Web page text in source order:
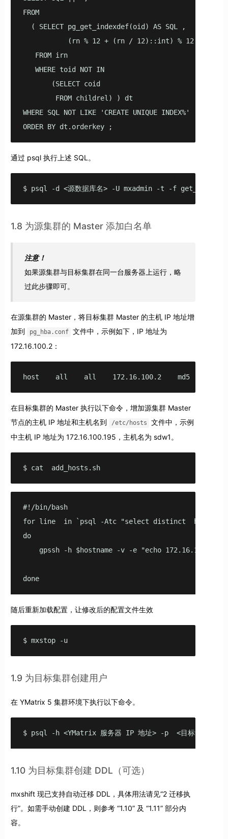
FROM
  ( SELECT pg_get_indexdef(oid) AS SQL ,
(rn % 12 + (rn / 12)::int) % 12 AS
   FROM irn
   WHERE toid NOT IN
       (SELECT coid
        FROM childrel) ) dt
WHERE SQL NOT LIKE 'CREATE UNIQUE INDEX%'
ORDER BY dt.orderkey ;
通过 psql 执行上述 SQL。
$ psql -d <源数据库名> -U mxadmin -t -f
1.8 为源集群的 Master 添加白名单
注意！
如果源集群与目标集群在同一台服务器上运行，略
过此步骤即可。
在源集群的 Master，将目标集群 Master 的主机 IP 地址增
加到
pg_hba.conf
文件中，示例如下，IP 地址为
172.16.100.2：
host    all    all    172.16.100.2    md5
在目标集群的 Master 执行以下命令，增加源集群 Master
节点的主机 IP 地址和主机名到
/etc/hosts
文件中，示例
中主机 IP 地址为 172.16.100.195，主机名为 sdw1。
$ cat  add_hosts.sh
#!/bin/bash
for line  in `psql -Atc "select distinct  hostname
do
gpssh -h $hostname -v -e "echo 172.16.100.195
done
随后重新加载配置，让修改后的配置文件生效
$ mxstop -u
1.9 为目标集群创建用户
在 YMatrix 5 集群环境下执行以下命令。
$ psql -h <YMatrix 服务器 IP 地址> -p  <目标集群端口
1.10 为目标集群创建 DDL（可选）
mxshift 现已支持自动迁移 DDL，具体用法请见“2 迁移执
行”。如需手动创建 DDL，则参考 “1.10” 及 “1.11” 部分内
容。